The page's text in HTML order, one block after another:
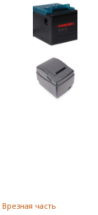
Врезная часть